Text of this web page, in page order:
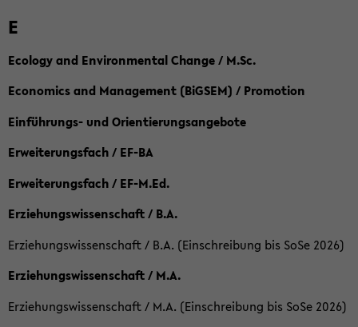
E
Ecology and Environmental Change / M.Sc.
Economics and Management (BiGSEM) / Promotion
Einführungs- und Orientierungsangebote
Erweiterungsfach / EF-BA
Erweiterungsfach / EF-M.Ed.
Erziehungswissenschaft / B.A.
Erziehungswissenschaft / B.A. (Einschreibung bis SoSe 2026)
Erziehungswissenschaft / M.A.
Erziehungswissenschaft / M.A. (Einschreibung bis SoSe 2026)